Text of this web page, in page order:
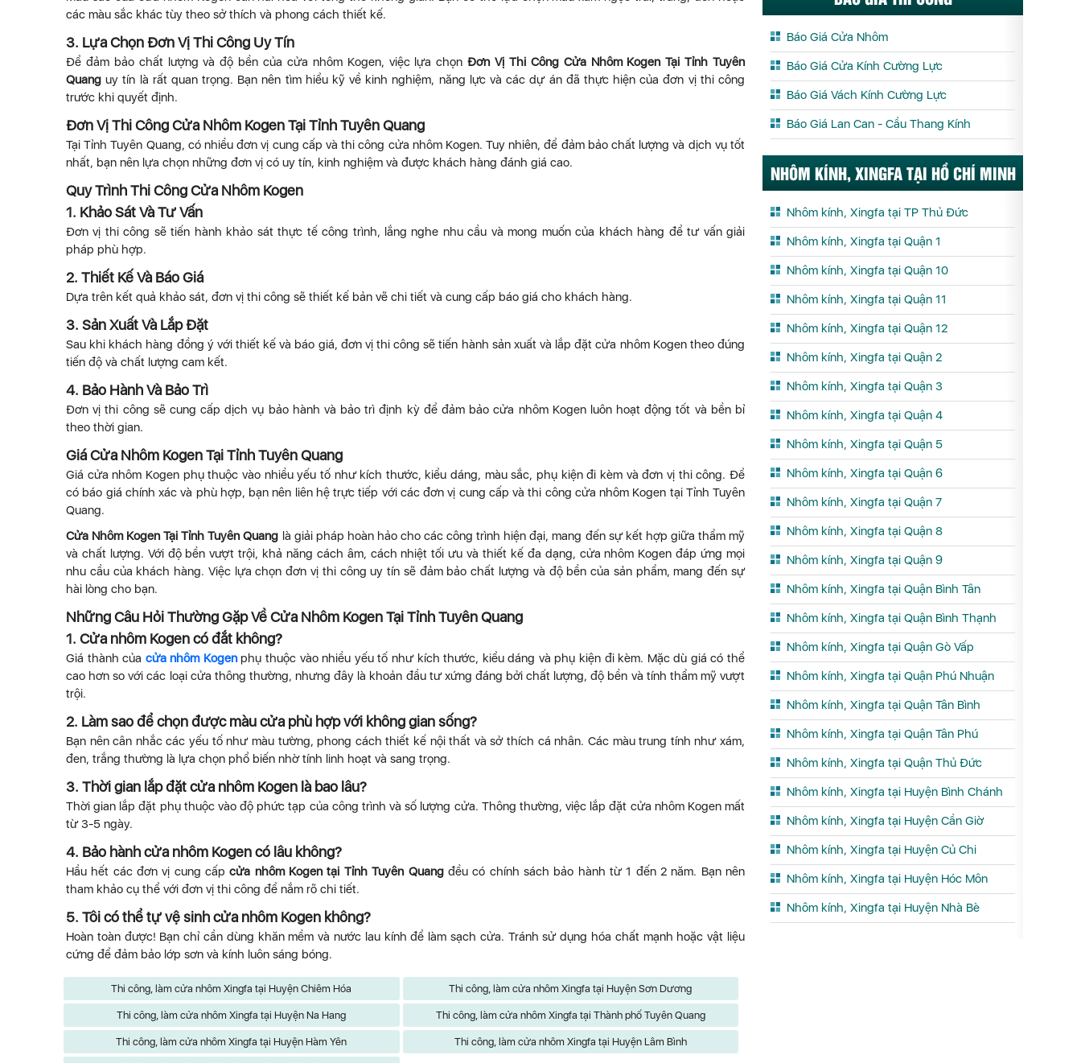
các màu sắc khác tùy theo sở thích và phong cách thiết kế.
3. Lựa Chọn Đơn Vị Thi Công Uy Tín
Để đảm bảo chất lượng và độ bền của cửa nhôm Kogen, việc lựa chọnĐơn Vị Thi Công Cửa Nhôm Kogen Tại Tỉnh Tuyên
Quang uy tín là rất quan trọng. Bạn nên tìm hiểu kỹ về kinh nghiệm, năng lực và các dự án đã thực hiện của đơn vị thi công
trước khi quyết định.
Đơn Vị Thi Công Cửa Nhôm Kogen Tại Tỉnh Tuyên Quang
Tại Tỉnh Tuyên Quang, có nhiều đơn vị cung cấp và thi công cửa nhôm Kogen. Tuy nhiên, để đảm bảo chất lượng và dịch vụ tốt
nhất, bạn nên lựa chọn những đơn vị có uy tín, kinh nghiệm và được khách hàng đánh giá cao.
Quy Trình Thi Công Cửa Nhôm Kogen
1. Khảo Sát Và Tư Vấn
Đơn vị thi công sẽ tiến hành khảo sát thực tế công trình, lắng nghe nhu cầu và mong muốn của khách hàng để tư vấn giải
pháp phù hợp.
2. Thiết Kế Và Báo Giá
Dựa trên kết quả khảo sát, đơn vị thi công sẽ thiết kế bản vẽ chi tiết và cung cấp báo giá cho khách hàng.
3. Sản Xuất Và Lắp Đặt
Sau khi khách hàng đồng ý với thiết kế và báo giá, đơn vị thi công sẽ tiến hành sản xuất và lắp đặt cửa nhôm Kogen theo đúng
tiến độ và chất lượng cam kết.
4. Bảo Hành Và Bảo Trì
Đơn vị thi công sẽ cung cấp dịch vụ bảo hành và bảo trì định kỳ để đảm bảo cửa nhôm Kogen luôn hoạt động tốt và bền bỉ
theo thời gian.
Giá Cửa Nhôm Kogen Tại Tỉnh Tuyên Quang
Giá cửa nhôm Kogen phụ thuộc vào nhiều yếu tố như kích thước, kiểu dáng, màu sắc, phụ kiện đi kèm và đơn vị thi công. Để
có báo giá chính xác và phù hợp, bạn nên liên hệ trực tiếp với các đơn vị cung cấp và thi công cửa nhôm Kogen tại Tỉnh Tuyên
Quang.
Cửa Nhôm Kogen Tại Tỉnh Tuyên Quang là giải pháp hoàn hảo cho các công trình hiện đại, mang đến sự kết hợp giữa thẩm mỹ
và chất lượng. Với độ bền vượt trội, khả năng cách âm, cách nhiệt tối ưu và thiết kế đa dạng, cửa nhôm Kogen đáp ứng mọi
nhu cầu của khách hàng. Việc lựa chọn đơn vị thi công uy tín sẽ đảm bảo chất lượng và độ bền của sản phẩm, mang đến sự
hài lòng cho bạn.
Những Câu Hỏi Thường Gặp Về Cửa Nhôm Kogen Tại Tỉnh Tuyên Quang
1. Cửa nhôm Kogen có đắt không?
Giá thành của cửa nhôm Kogenphụ thuộc vào nhiều yếu tố như kích thước, kiểu dáng và phụ kiện đi kèm. Mặc dù giá có thể
cao hơn so với các loại cửa thông thường, nhưng đây là khoản đầu tư xứng đáng bởi chất lượng, độ bền và tính thẩm mỹ vượt
trội.
2. Làm sao để chọn được màu cửa phù hợp với không gian sống?
Bạn nên cân nhắc các yếu tố như màu tường, phong cách thiết kế nội thất và sở thích cá nhân. Các màu trung tính như xám,
đen, trắng thường là lựa chọn phổ biến nhờ tính linh hoạt và sang trọng.
3. Thời gian lắp đặt cửa nhôm Kogen là bao lâu?
Thời gian lắp đặt phụ thuộc vào độ phức tạp của công trình và số lượng cửa. Thông thường, việc lắp đặt cửa nhôm Kogen mất
từ 3-5 ngày.
4. Bảo hành cửa nhôm Kogen có lâu không?
Hầu hết các đơn vị cung cấpcửa nhôm Kogen tại Tỉnh Tuyên Quangđều có chính sách bảo hành từ 1 đến 2 năm. Bạn nên
tham khảo cụ thể với đơn vị thi công để nắm rõ chi tiết.
5. Tôi có thể tự vệ sinh cửa nhôm Kogen không?
Hoàn toàn được! Bạn chỉ cần dùng khăn mềm và nước lau kính để làm sạch cửa. Tránh sử dụng hóa chất mạnh hoặc vật liệu
cứng để đảm bảo lớp sơn và kính luôn sáng bóng.
Thi công, làm cửa nhôm Xingfa tại Huyện Chiêm Hóa Thi công, làm cửa nhôm Xingfa tại Huyện Sơn Dương
Thi công, làm cửa nhôm Xingfa tại Huyện Na Hang Thi công, làm cửa nhôm Xingfa tại Thành phố Tuyên Quang
Thi công, làm cửa nhôm Xingfa tại Huyện Hàm Yên Thi công, làm cửa nhôm Xingfa tại Huyện Lâm Bình
Báo Giá Cửa Nhôm
Báo Giá Cửa Kính Cường Lực
Báo Giá Vách Kính Cường Lực
Báo Giá Lan Can - Cầu Thang Kính
NHÔM KÍNH, XINGFA TẠI HỒ CHÍ MINH
Nhôm kính, Xingfa tại TP Thủ Đức
Nhôm kính, Xingfa tại Quận 1
Nhôm kính, Xingfa tại Quận 10
Nhôm kính, Xingfa tại Quận 11
Nhôm kính, Xingfa tại Quận 12
Nhôm kính, Xingfa tại Quận 2
Nhôm kính, Xingfa tại Quận 3
Nhôm kính, Xingfa tại Quận 4
Nhôm kính, Xingfa tại Quận 5
Nhôm kính, Xingfa tại Quận 6
Nhôm kính, Xingfa tại Quận 7
Nhôm kính, Xingfa tại Quận 8
Nhôm kính, Xingfa tại Quận 9
Nhôm kính, Xingfa tại Quận Bình Tân
Nhôm kính, Xingfa tại Quận Bình Thạnh
Nhôm kính, Xingfa tại Quận Gò Vấp
Nhôm kính, Xingfa tại Quận Phú Nhuận
Nhôm kính, Xingfa tại Quận Tân Bình
Nhôm kính, Xingfa tại Quận Tân Phú
Nhôm kính, Xingfa tại Quận Thủ Đức
Nhôm kính, Xingfa tại Huyện Bình Chánh
Nhôm kính, Xingfa tại Huyện Cần Giờ
Nhôm kính, Xingfa tại Huyện Củ Chi
Nhôm kính, Xingfa tại Huyện Hóc Môn
Nhôm kính, Xingfa tại Huyện Nhà Bè